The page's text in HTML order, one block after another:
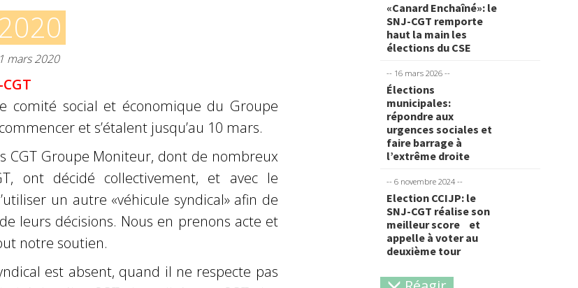
mars 2020
comité social et économique du Groupe
et s’étalent jusqu’au 10 mars.
CGT Groupe Moniteur, dont de nombreux
ont décidé collectivement, et avec le
un autre «véhicule syndical» afin de
leurs décisions. Nous en prenons acte et
notre soutien.
est absent, quand il ne respecte pas
«Canard Enchaîné»: le
SNJ-CGT remporte
haut la main les
élections du CSE
-- 16 mars 2026 --
Élections
municipales:
répondre aux
urgences sociales et
faire barrage à
l’extrême droite
-- 6 novembre 2024 --
Election CCIJP: le
SNJ-CGT réalise son
meilleur score et
appelle à voter au
deuxième tour